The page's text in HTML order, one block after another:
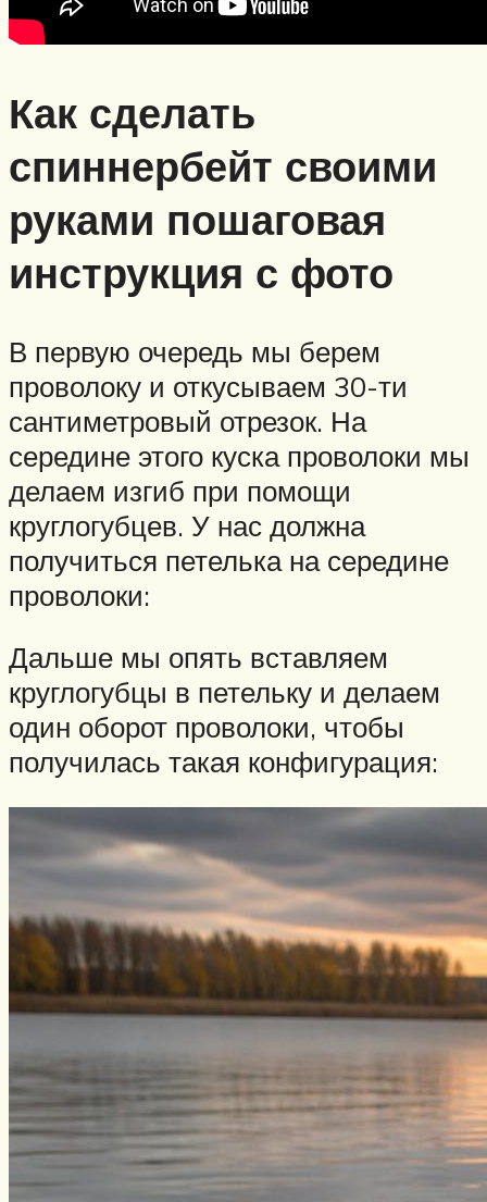
Как сделать
спиннербейт своими
руками пошаговая
инструкция с фото
В первую очередь мы берем
проволоку и откусываем 30-ти
сантиметровый отрезок. На
середине этого куска проволоки мы
делаем изгиб при помощи
круглогубцев. У нас должна
получиться петелька на середине
проволоки:
Дальше мы опять вставляем
круглогубцы в петельку и делаем
один оборот проволоки, чтобы
получилась такая конфигурация: